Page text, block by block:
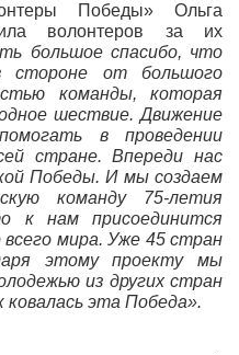
Победы» Ольга
волонтеров за их
большое спасибо, что
от большого
команды, которая
шествие. Движение
в проведении
стране. Впереди нас
Победы. И мы создаем
команду 75-летия
к нам присоединится
всего мира. Уже 45 стран
этому проекту мы
из других стран
ковалась эта Победа».